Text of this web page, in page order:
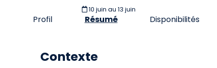
10 juin au 13 juin
Profil Résumé Disponibilités
Contexte